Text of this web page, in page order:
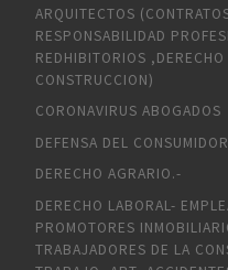
ARQUITECTOS
RESPONSABILIDAD
REDHIBITORIOS
CONSTRUCCION)
CORONAVIRUS ABOGADOS
DEFENSA DEL CONSUMIDOR
DERECHO AGRARIO.-
DERECHO LABORAL-
PROMOTORES
TRABAJADORES DE LA